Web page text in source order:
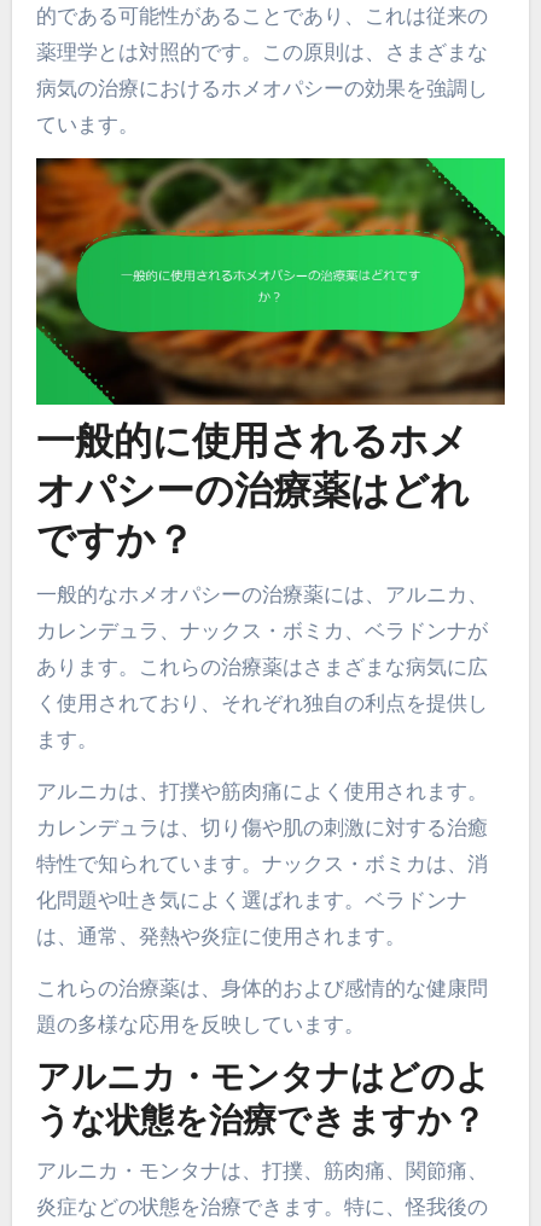
的である可能性があることであり、これは従来の
薬理学とは対照的です。この原則は、さまざまな
病気の治療におけるホメオパシーの効果を強調し
ています。
一般的に使用されるホメ
オパシーの治療薬はどれ
ですか？
一般的なホメオパシーの治療薬には、アルニカ、
カレンデュラ、ナックス・ボミカ、ベラドンナが
あります。これらの治療薬はさまざまな病気に広
く使用されており、それぞれ独自の利点を提供し
ます。
アルニカは、打撲や筋肉痛によく使用されます。
カレンデュラは、切り傷や肌の刺激に対する治癒
特性で知られています。ナックス・ボミカは、消
化問題や吐き気によく選ばれます。ベラドンナ
は、通常、発熱や炎症に使用されます。
これらの治療薬は、身体的および感情的な健康問
題の多様な応用を反映しています。
アルニカ・モンタナはどのよ
うな状態を治療できますか？
アルニカ・モンタナは、打撲、筋肉痛、関節痛、
炎症などの状態を治療できます。特に、怪我後の